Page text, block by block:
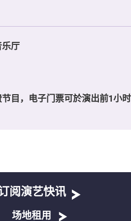
厅
目，电子门票可於演出前1小
阅演艺快讯
场地租用